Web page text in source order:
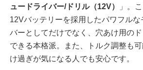
ュードライバー/ドリル（12V）
」。
12Vバッテリーを採用したパワフルな
バーとしてだけでなく、穴あけ用の
できる本格派。また、トルク調整も
け過ぎが気になる人でも安心です。